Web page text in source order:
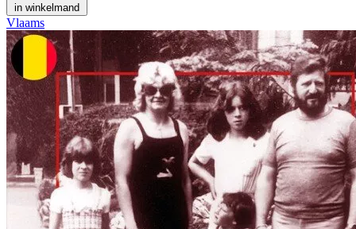
in winkelmand
Vlaams